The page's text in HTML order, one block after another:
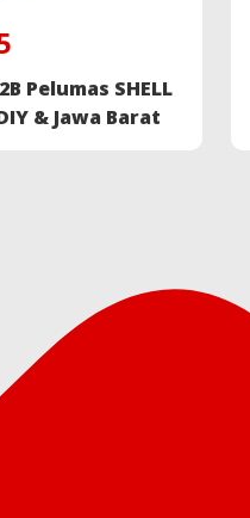
Pelumas SHELL
& Jawa Barat